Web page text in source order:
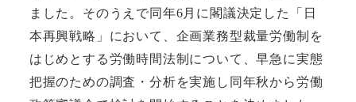
ました。そのうえで同年6月に閣議決定した「日
本再興戦略」において、企画業務型裁量労働制を
はじめとする労働時間法制について、早急に実態
把握のための調査・分析を実施し同年秋から労働